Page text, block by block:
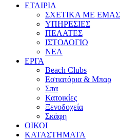
ΕΤΑΙΡΙΑ
ΣΧΕΤΙΚΑ ΜΕ ΕΜΑΣ
ΥΠΗΡΕΣΙΕΣ
ΠΕΛΑΤΕΣ
ΙΣΤΟΛΟΓΙΟ
ΝΕΑ
ΕΡΓΑ
Beach Clubs
Εστιατόρια & Μπαρ
Σπα
Κατοικίες
Ξενοδοχεία
Σκάφη
ΟΙΚΟΙ
ΚΑΤΑΣΤΗΜΑΤΑ